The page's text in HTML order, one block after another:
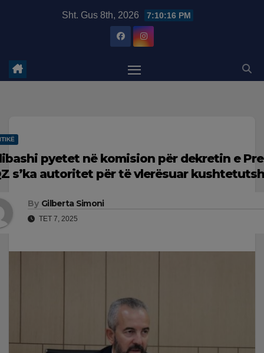
Sht. Gus 8th, 2026 7:10:17 PM
pyetet në komision për dekretin e
s’ka autoritet për të vlerësuar
By Gilberta Simoni
TET 7, 2025